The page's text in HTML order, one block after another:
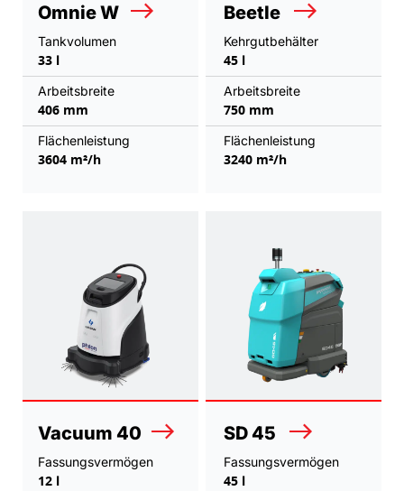
Omnie W
Tankvolumen
33 l
Arbeitsbreite
406 mm
Flächenleistung
3604 m²/h
Beetle
Kehrgutbehälter
45 l
Arbeitsbreite
750 mm
Flächenleistung
3240 m²/h
Vacuum 40
Fassungsvermögen
12 l
SD 45
Fassungsvermögen
45 l